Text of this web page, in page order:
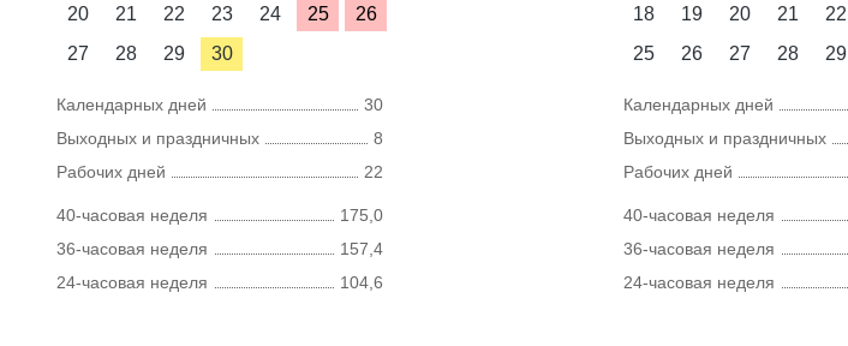
20
21 22 23 24 25
26
27
28 29 30
Календарных дней
30
Выходных и праздничных
8
Рабочих дней
22
40-часовая неделя
175,0
36-часовая неделя
157,4
24-часовая неделя
104,6
18
19 20 21 22
25
26 27 28 29
Календарных дней
Выходных и праздничных
Рабочих дней
40-часовая неделя
36-часовая неделя
24-часовая неделя